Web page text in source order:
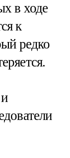
в ходе
к
редко